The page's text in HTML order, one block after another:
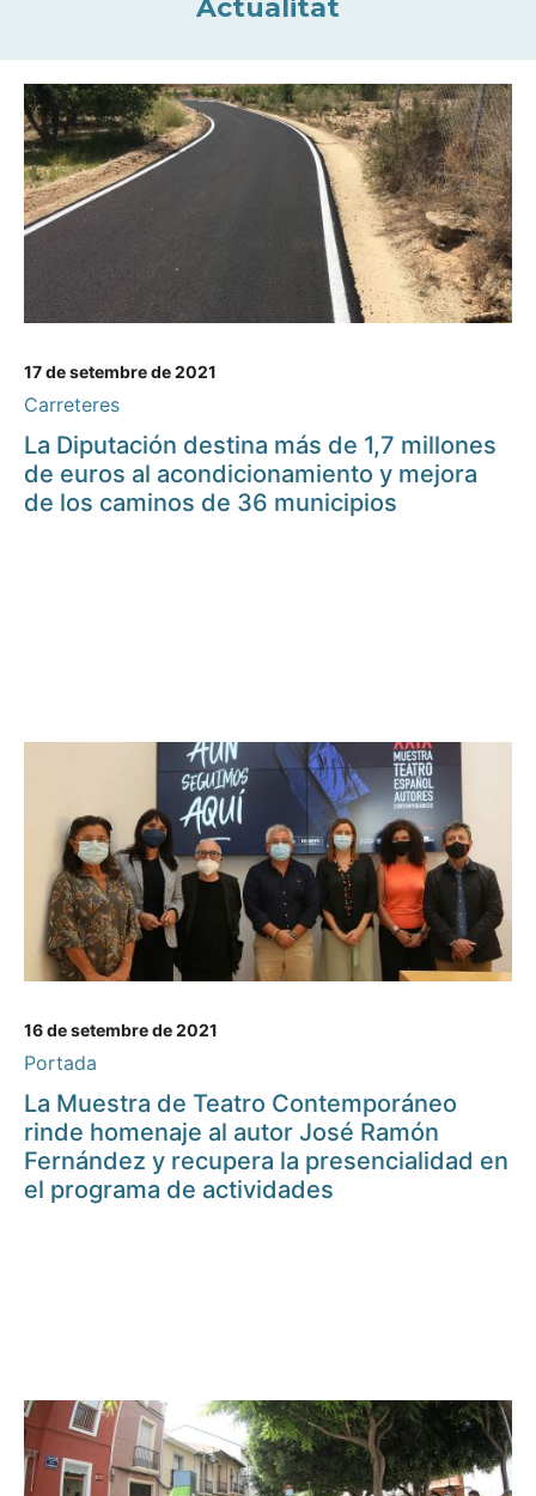
Actualitat
17 de setembre de 2021
Carreteres
La Diputación destina más de 1,7 millones
de euros al acondicionamiento y mejora
de los caminos de 36 municipios
16 de setembre de 2021
Portada
La Muestra de Teatro Contemporáneo
rinde homenaje al autor José Ramón
Fernández y recupera la presencialidad en
el programa de actividades